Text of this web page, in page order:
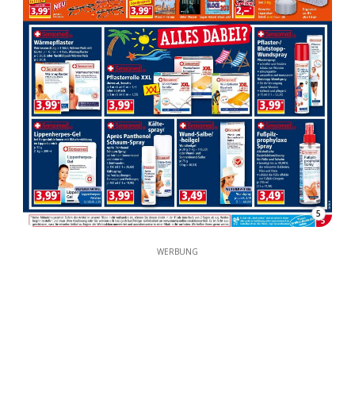
5
WERBUNG